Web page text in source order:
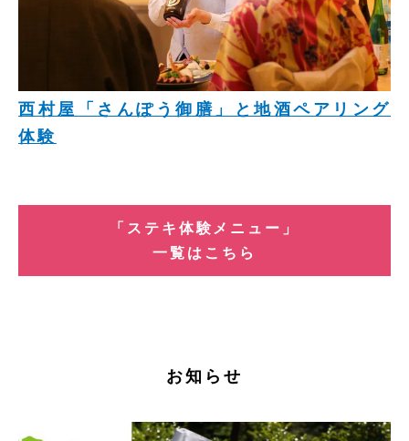
西村屋「さんぽう御膳」と地酒ペアリング
体験
「ステキ体験メニュー」
一覧はこちら
お知らせ